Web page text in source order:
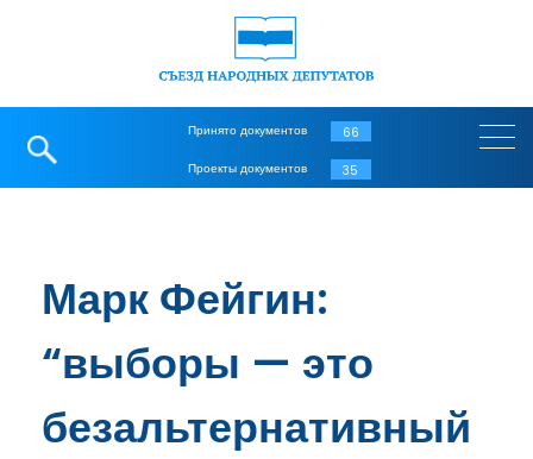
Принято документов 66
Проекты документов 35
Марк Фейгин:
“выборы — это
безальтернативный